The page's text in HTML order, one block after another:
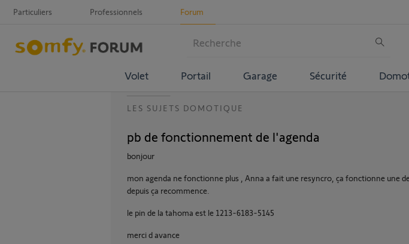
Particuliers Professionnels Forum
Volet Portail Garage Sécurité
LES SUJETS DOMOTIQUE
pb de fonctionnement de l'agenda
bonjour
mon agenda ne fonctionne plus , Anna a fait une resyncro, ça fonctionne une
depuis ça recommence.
le pin de la tahoma est le 1213-6183-5145
merci d avance